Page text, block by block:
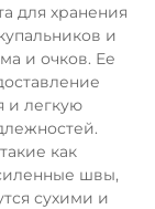
для хранения
и
и очков. Ее
и легкую
как
швы,
сухими и